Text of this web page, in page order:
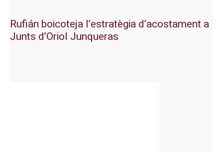
Rufián boicoteja l’estratègia d’acostament a
Junts d’Oriol Junqueras